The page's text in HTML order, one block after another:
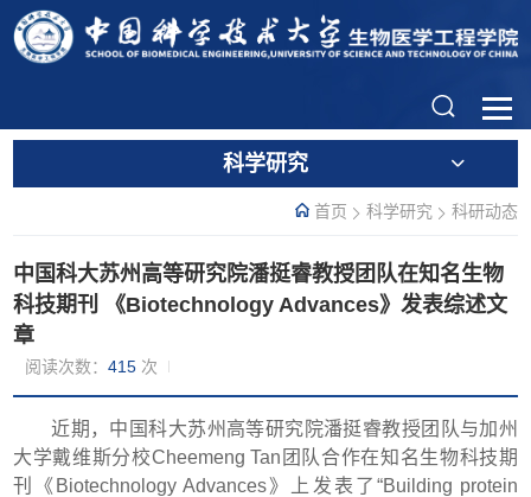
科学研究
首页 科学研究 科研动态
中国科大苏州高等研究院潘挺睿教授团队在知名生物
科技期刊 《Biotechnology Advances》发表综述文
章
阅读次数：415 次
近期，中国科大苏州高等研究院潘挺睿教授团队与加州
大学戴维斯分校Cheemeng Tan团队合作在知名生物科技期
刊《Biotechnology Advances》上发表了“Building protein